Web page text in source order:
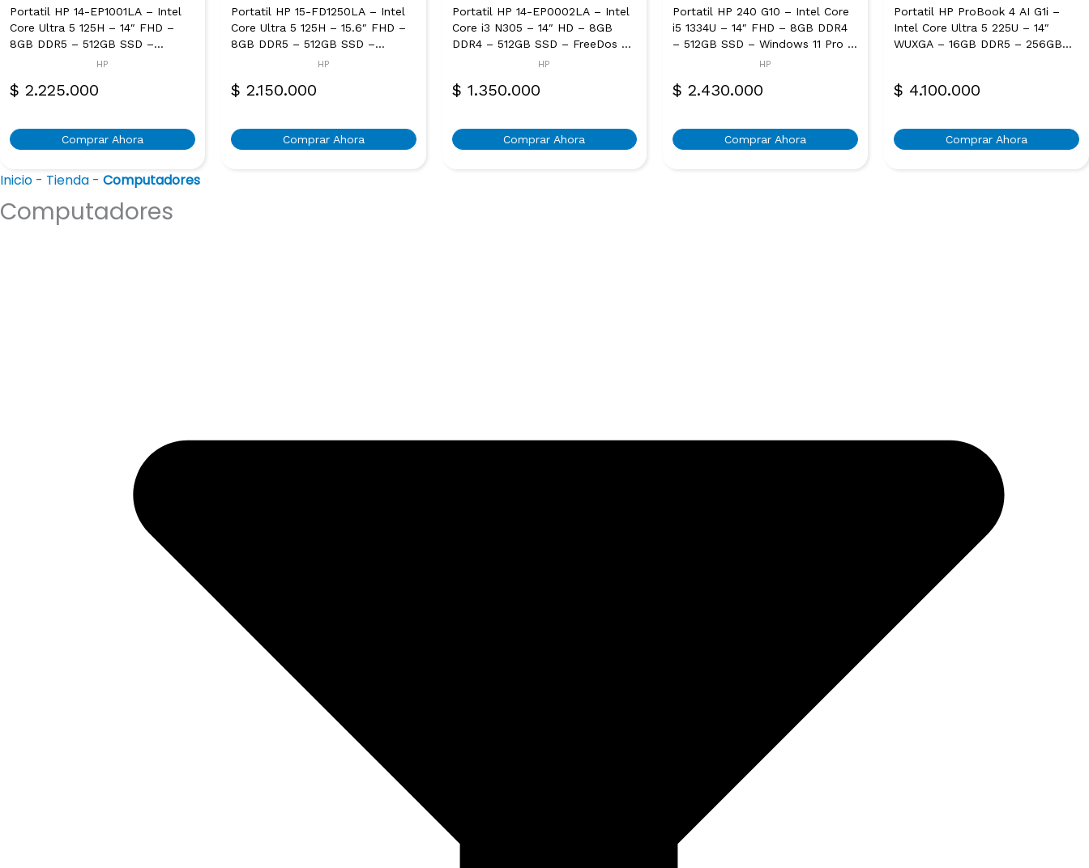
Portatil HP 14-EP1001LA – Intel
Core Ultra 5 125H – 14″ FHD –
8GB DDR5 – 512GB SSD –
Windows 11 Home – Plateado
HP
$ 2.225.000
Comprar Ahora
Portatil HP 15-FD1250LA – Intel
Core Ultra 5 125H – 15.6″ FHD –
8GB DDR5 – 512GB SSD –
Windows 11 Home – Plateado
HP
$ 2.150.000
Comprar Ahora
Portatil HP 14-EP0002LA – Intel
Core i3 N305 – 14″ HD – 8GB
DDR4 – 512GB SSD – FreeDos –
Plateado NaturalHP
$ 1.350.000
Comprar Ahora
Portatil HP 240 G10 – Intel Core
i5 1334U – 14″ FHD – 8GB DDR4
– 512GB SSD – Windows 11 Pro –
Plateado Turbo – Tactil –
HP
$ 2.430.000
Comprar Ahora
Portatil HP ProBook 4 AI G1i –
Intel Core Ultra 5 225U – 14″
WUXGA – 16GB DDR5 – 256GB
$ 4.100.000
Comprar Ahora
Inicio - Tienda - Computadores
Computadores